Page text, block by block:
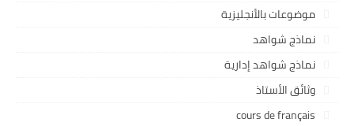
موضوعات بالأنجليزية
نماذج شواهد
نماذج شواهد إدارية
وثائق الأستاذ
cours de français